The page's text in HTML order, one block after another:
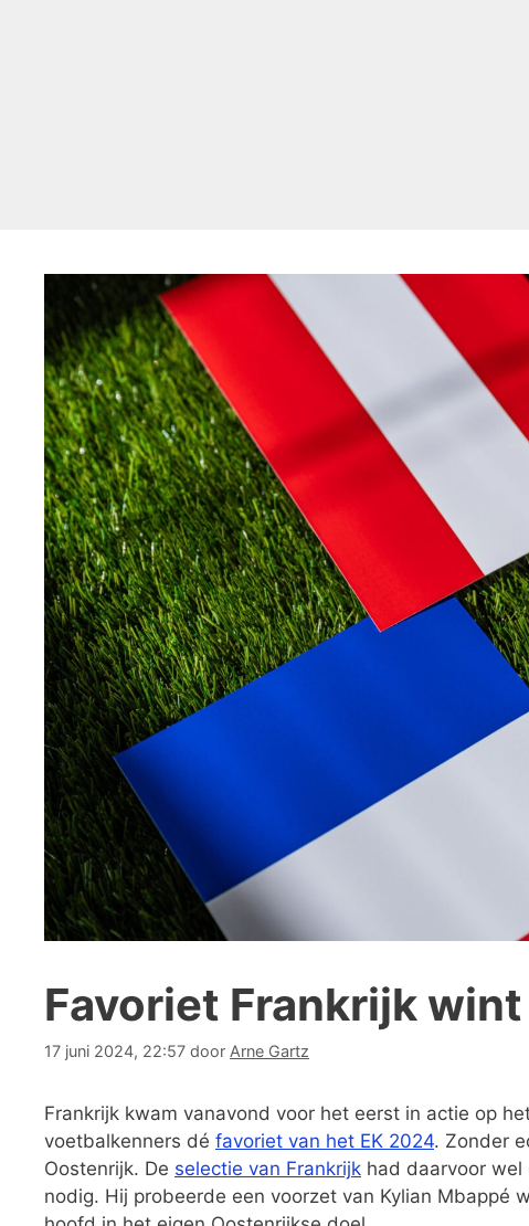
Favoriet Frankrijk
17 juni 2024, 22:57 door Arne Gartz
Frankrijk kwam vanavond voor het eerst in actie op
voetbalkenners dé favoriet van het EK 2024. Zonder
Oostenrijk. De selectie van Frankrijk had daarvoor wel
nodig. Hij probeerde een voorzet van Kylian Mbappé